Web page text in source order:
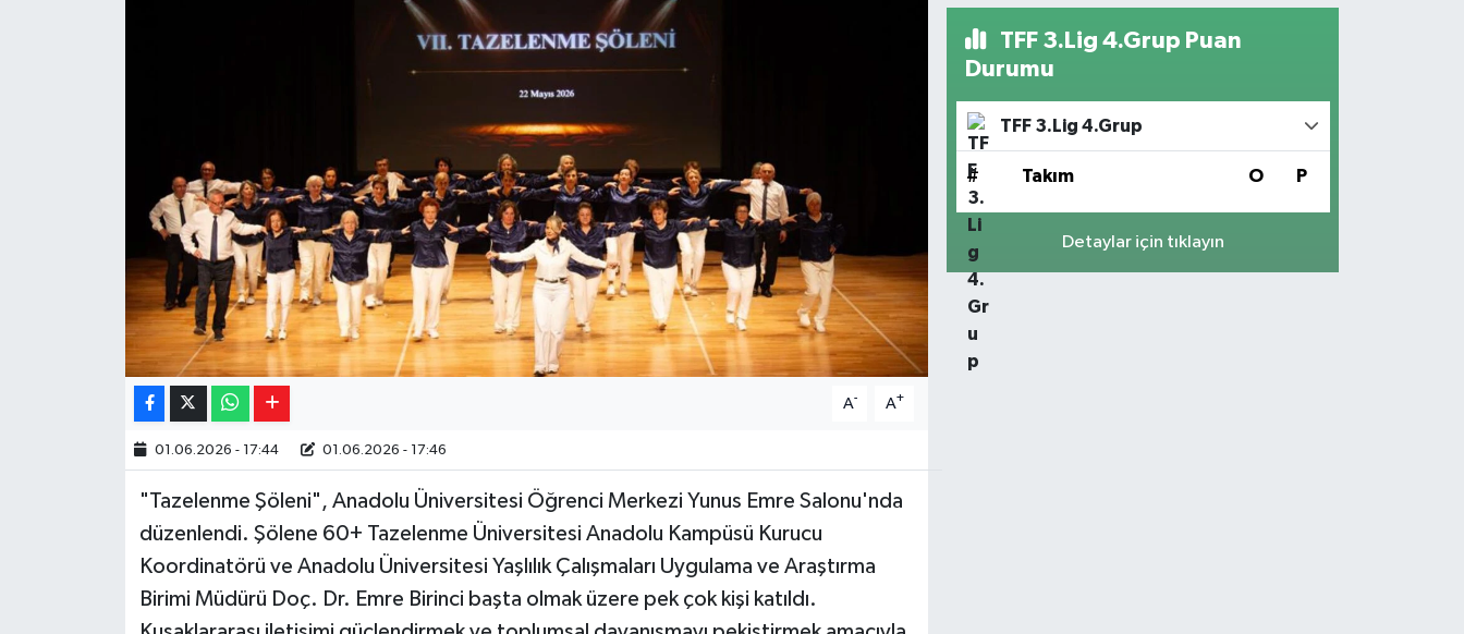
A- A+
01.06.2026 - 17:44 01.06.2026 - 17:46
"Tazelenme Şöleni", Anadolu Üniversitesi Öğrenci Merkezi Yunus Emre Salonu'nda
düzenlendi. Şölene 60+ Tazelenme Üniversitesi Anadolu Kampüsü Kurucu
Koordinatörü ve Anadolu Üniversitesi Yaşlılık Çalışmaları Uygulama ve Araştırma
Birimi Müdürü Doç. Dr. Emre Birinci başta olmak üzere pek çok kişi katıldı.
TFF 3.Lig 4.Grup Puan
Durumu
TFF 3.Lig 4.Grup
# Takım O P
Detaylar için tıklayın